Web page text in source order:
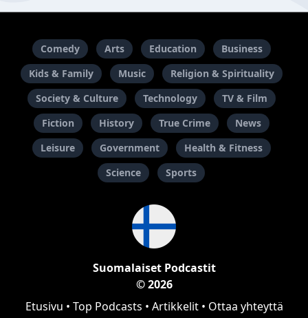
Comedy Arts Education
Business
Kids & Family
Music
Religion & Spirituality
Society & Culture
Technology
TV & Film
Fiction
History True Crime
News
Leisure
Government
Health & Fitness
Science
Sports
Suomalaiset Podcastit
© 2026
Etusivu • Top Podcasts • Artikkelit• Ottaa yhteyttä